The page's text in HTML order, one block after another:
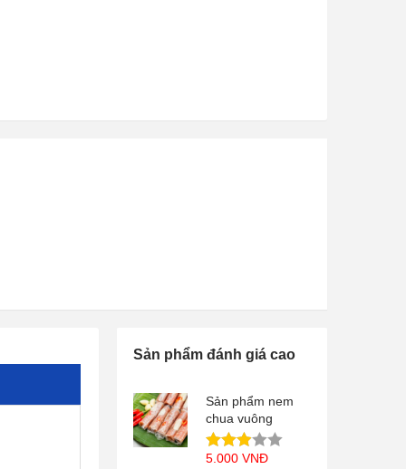
Sản phẩm đánh giá cao
Sản phẩm nem
chua vuông
5.000 VNĐ